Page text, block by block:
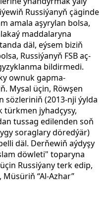
Russiýanyň çäginde
amala aşyrylan bolsa,
maddalaryna
däl, eýsem biziň
Russiýanyň FSB aç-
bildirmedi.
ownuk gapma-
Mysal üçin, Röwşen
sözleriniň (2013-nji ýylda
türkmen jyhadçysy,
tussag edilenden soň
soraglary döredýär)
däl. Derňewiň aýdyşy
döwleti" toparyna
Russiýany terk edip,
“Al-Azhar”